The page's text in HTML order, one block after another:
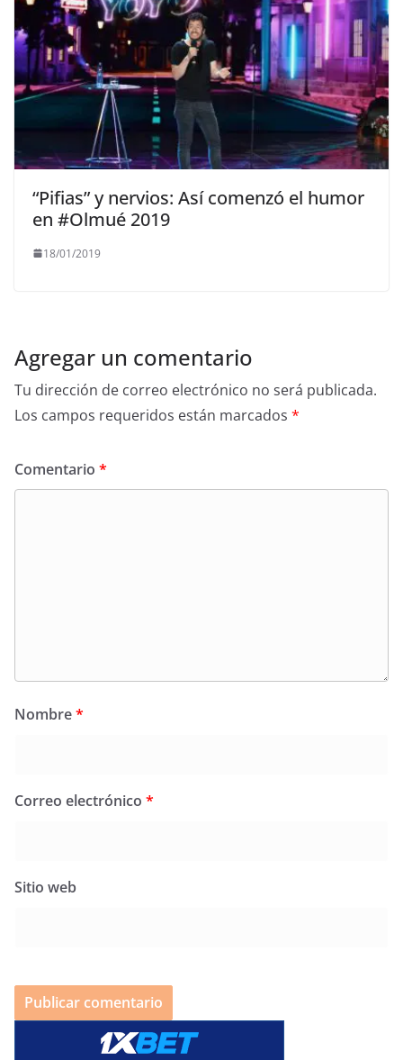
“Pifias” y nervios: Así comenzó el humor
en #Olmué 2019
18/01/2019
Agregar un comentario
Tu dirección de correo electrónico no será publicada.
Los campos requeridos están marcados *
Comentario *
Nombre*
Correo electrónico *
Sitio web